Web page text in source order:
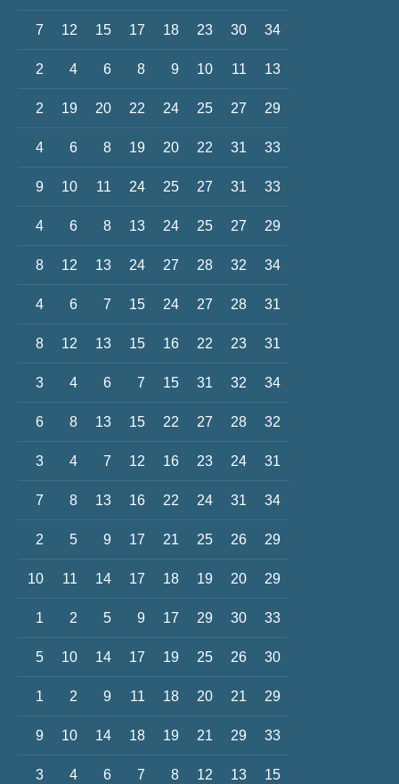
7 12 15 17 18 23 30 34
2 4 6 8 9 10 11 13
2 19 20 22 24 25 27 29
4 6 8 19 20 22 31 33
9 10 11 24 25 27 31 33
4 6 8 13 24 25 27 29
8 12 13 24 27 28 32 34
4 6 7 15 24 27 28 31
8 12 13 15 16 22 23 31
3 4 6 7 15 31 32 34
6 8 13 15 22 27 28 32
3 4 7 12 16 23 24 31
7 8 13 16 22 24 31 34
2 5 9 17 21 25 26 29
10 11 14 17 18 19 20 29
1 2 5 9 17 29 30 33
5 10 14 17 19 25 26 30
1 2 9 11 18 20 21 29
9 10 14 18 19 21 29 33
3 4 6 7 8 12 13 15